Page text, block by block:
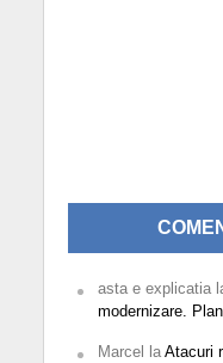
asta e explicatia
modernizare.
Marcel la Atacuri